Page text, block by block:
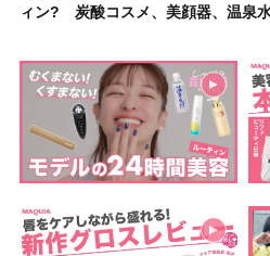
ィン? 炭酸コスメ、美顔器、温泉